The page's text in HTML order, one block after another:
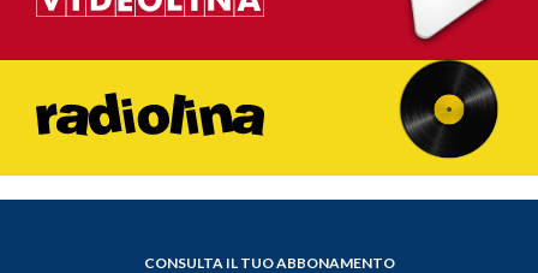
CONSULTA IL TUO ABBONAMENTO